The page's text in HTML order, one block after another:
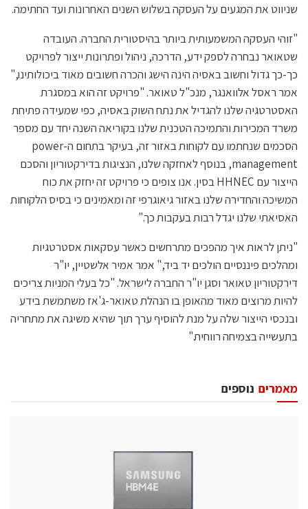
שניווט את המגעים על העסקה בשלוש השנים האחרונות ועד החתימה.
"זוהי העסקה המשמעותית ביותר בהיסטורית החברה. העובדה
שטאואר נבחרה לספק ידע, הדרכה, ניהול ופתרונות ייצור לפרויקט
כך-כך גדול וחשוב באסיה הינה הישג והכרה חשובים מאוד ביכולותינו,"
אמר ראסל אלוואנגר, מנכ"ל טאואר. "פרויקט זה הוא במסגרת
האסטרטגיה שלנו להגדיל את נתח השוק באסיה, כפי שמעידה פתיחת
משרד המכירות והתמיכה הטכנית שלנו בקוריאה השנה יחד עם מספר
הסכמים שנחתמו עם לקוחות באזור זה, בעיקר בתחום ה-power
management, בנוסף לאחזקה שלנו, הנציגות בדירקטוריון והסכם
הייצור עם HHNEC בסין. אנו צופים כי פרויקט זה יחזק את כוח
המשיכה והחדירה שלנו באזור גיאוגרפי זה ומאמינים כי בסיס הלקוחות
האסיאתי שלנו יגדל רבות בעקבות כך."
"ניתן לראות איך מהפכים מתרחשים כאשר עסקאות אסטרטגיות
ומהלכים פיננסיים הולכים יד ביד," אמר אמיר אלשטיין, יו"ר
דירקטוריון טאואר וסגן יו"ר החברה לישראל. "כל בעלי המניות צריכים
להיות מרוצים מאוד מהאופן בו הנהלת טאואר-ג'אז משתמשת בידע
ובנכסי הייצור שלה על מנת להוסיף ערך תוך שהיא משיגה את מתחריה
בתעשייה בצמיחה רווחית."
נוספים מאמרים